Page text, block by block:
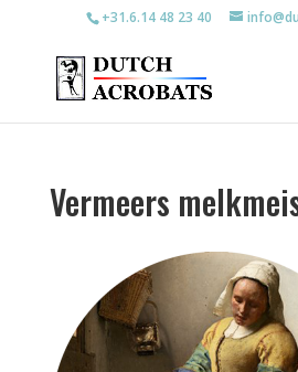
+31.6.14 48 23 40
Vermeers